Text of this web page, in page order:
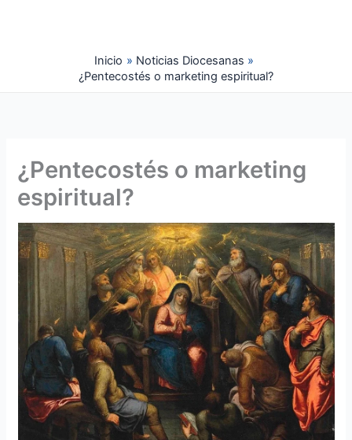
Inicio
Noticias Diocesanas
¿Pentecostés o marketing espiritual?
¿Pentecostés o marketing
espiritual?